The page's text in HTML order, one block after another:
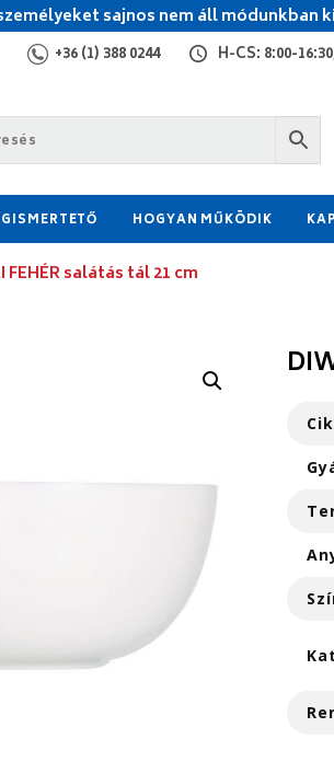
sajnos nem áll módunkban
+36 (1) 388 0244 H-CS: 8:00-
HOGYAN MŰKÖDIK
FEHÉR salátás tál 21 cm